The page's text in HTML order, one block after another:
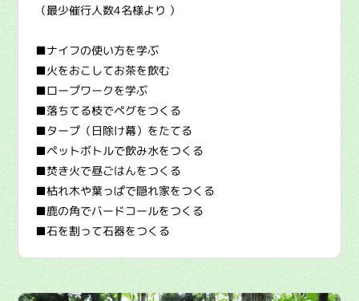
（最少催行人数4名様より ）
■ナイフの使い方を学ぶ
■火をおこしてお茶を飲む
■ロープワークを学ぶ
■落ちてる枝でペグをつくる
■タープ（日除け幕）をたてる
■ペットボトルで飲み水をつくる
■焚き火で昼ごはんをつくる
■枯れ木や葉っぱで隠れ家をつくる
■鹿の角でバードコールをつくる
■石を割って石器をつくる